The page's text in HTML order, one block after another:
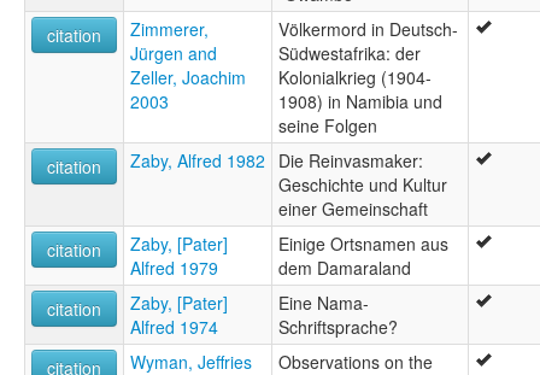
citation
Zimmerer,
Jürgen and
Zeller, Joachim
2003
Völkermord in Deutsch-
Südwestafrika: der
Kolonialkrieg (1904-
1908) in Namibia und
seine Folgen
citation
Zaby, Alfred 1982
Die Reinvasmaker:
Geschichte und Kultur
einer Gemeinschaft
citation
Zaby, [Pater]
Alfred 1979
Einige Ortsnamen aus
dem Damaraland
citation
Zaby, [Pater]
Alfred 1974
Eine Nama-
Schriftsprache?
citation
Wyman, Jeffries
Observations on the